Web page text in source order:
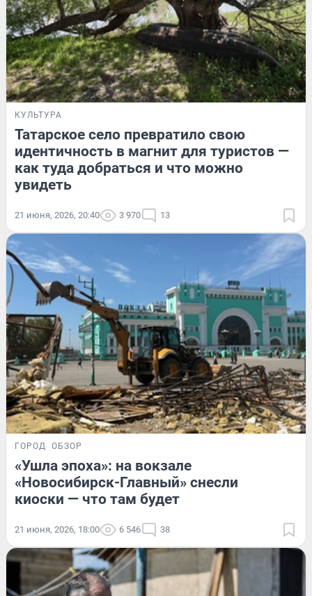
КУЛЬТУРА
Татарское село превратило свою
идентичность в магнит для туристов —
как туда добраться и что можно
увидеть
21 июня, 2026, 20:40 3 970 13
ГОРОД ОБЗОР
«Ушла эпоха»: на вокзале
«Новосибирск-Главный» снесли
киоски — что там будет
21 июня, 2026, 18:00 6 546 38